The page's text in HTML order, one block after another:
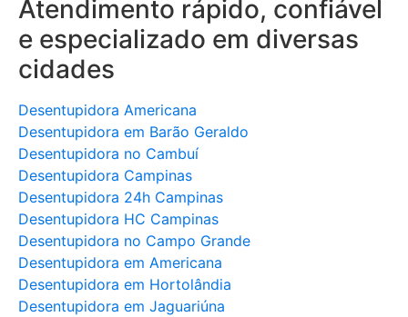
Atendimento rápido, confiável
e especializado em diversas
cidades
Desentupidora Americana
Desentupidora em Barão Geraldo
Desentupidora no Cambuí
Desentupidora Campinas
Desentupidora 24h Campinas
Desentupidora HC Campinas
Desentupidora no Campo Grande
Desentupidora em Americana
Desentupidora em Hortolândia
Desentupidora em Jaguariúna